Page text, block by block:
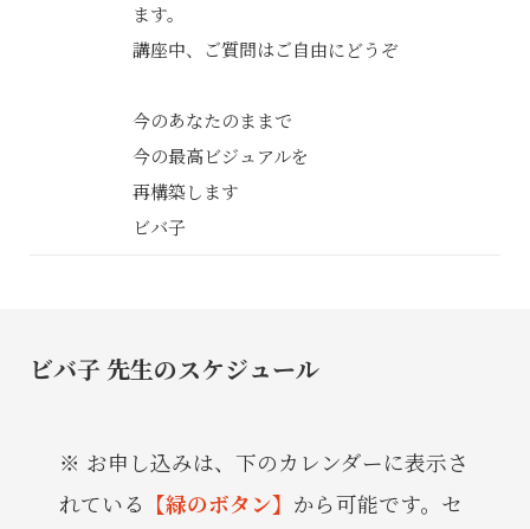
ます。
講座中、ご質問はご自由にどうぞ
今のあなたのままで
今の最高ビジュアルを
再構築します
ビバ子
ビバ子 先生のスケジュール
お申し込みは、下のカレンダーに表示さ
れている 【緑のボタン】 から可能です。セ